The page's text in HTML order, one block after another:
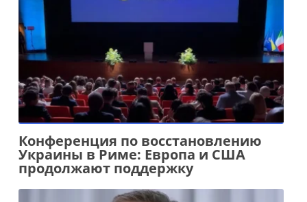
Конференция по восстановлению
Украины в Риме: Европа и США
продолжают поддержку